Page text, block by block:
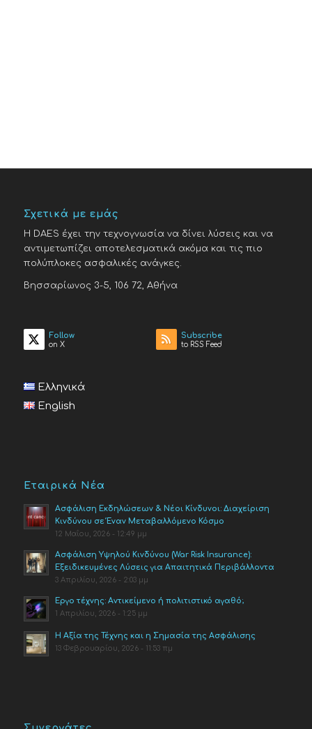
Σχετικά με εμάς
H DAES έχει την τεχνογνωσία να δίνει λύσεις και να
αντιμετωπίζει αποτελεσματικά ακόμα και τις πιο
πολύπλοκες ασφαλικές ανάγκες.
Βησσαρίωνος 3-5, 106 72, Αθήνα
Follow
on X
Subscribe
to RSS Feed
Ελληνικά
English
Εταιρικά Νέα
Ασφάλιση Εκδηλώσεων & Νέοι Κίνδυνοι: Διαχείριση
Κινδύνου σε Έναν Μεταβαλλόμενο Κόσμο
12 Μαΐου, 2026 - 12:49 μμ
Ασφάλιση Υψηλού Κινδύνου (War Risk Insurance):
Εξειδικευμένες Λύσεις για Απαιτητικά Περιβάλλοντα
3 Απριλίου, 2026 - 2:03 μμ
Έργο τέχνης: Αντικείμενο ή πολιτιστικό αγαθό;
1 Απριλίου, 2026 - 1:25 μμ
Η Αξία της Τέχνης και η Σημασία της Ασφάλισης
13 Φεβρουαρίου, 2026 - 11:53 πμ